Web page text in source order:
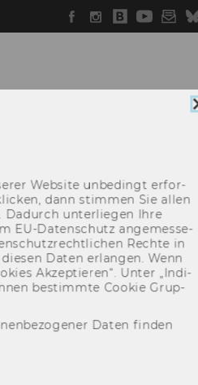
Facebook
Instagram
WU
Blog
Web­site un­be­dingt er­for­
dann stim­men Sie allen
Da­durch un­ter­lie­gen Ihre
EU-​Datenschutz an­ge­mes­se­
Rech­te in
Daten er­lan­gen. Wenn
Ak­zep­tie­ren“. Unter „In­di­
be­stimm­te Coo­kie Grup­
Daten finden